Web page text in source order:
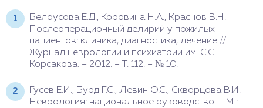
Белоусова Е.Д., Коровина Н.А., Краснов В.Н.
Послеоперационный делирий у пожилых
пациентов: клиника, диагностика, лечение //
Журнал неврологии и психиатрии им. С.С.
Корсакова. – 2012. – Т. 112. – № 10.
Гусев Е.И., Бурд Г.С., Левин О.С., Скворцова В.И.
Неврология: национальное руководство. – М.: